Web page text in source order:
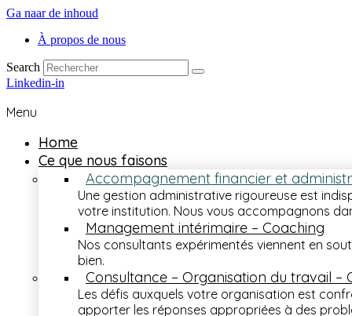
Ga naar de inhoud
À propos de nous
Search
Linkedin-in
Menu
Home
Ce que nous faisons
Accompagnement financier et
Une gestion administrative rigoureuse est
votre institution. Nous vous accompagnons
Management intérimaire – Coaching
Nos consultants expérimentés viennent en
bien.
Consultance – Organisation du travail –
Les défis auxquels votre organisation est
apporter les réponses appropriées à des